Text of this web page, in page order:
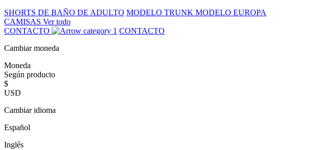
SHORTS DE BAÑO DE ADULTO MODELO TRUNK MODELO EUROPA
CAMISAS Ver todo
CONTACTO
CONTACTO
Cambiar moneda
Moneda
Según producto
$
USD
Cambiar idioma
Español
Inglés